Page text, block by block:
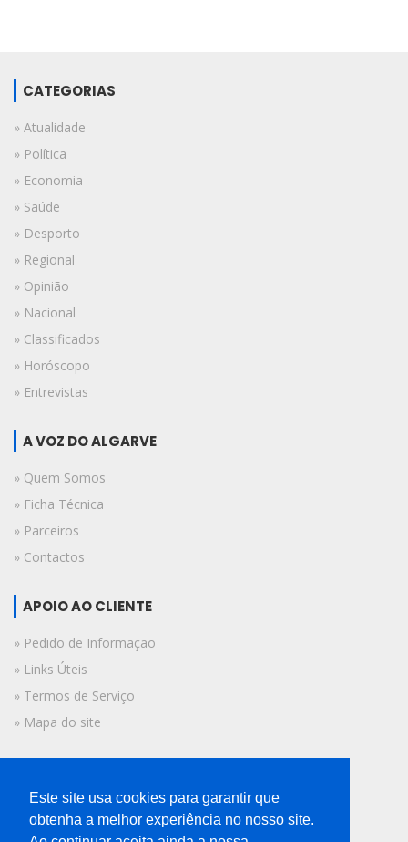
CATEGORIAS
» Atualidade
» Política
» Economia
» Saúde
» Desporto
» Regional
» Opinião
» Nacional
» Classificados
» Horóscopo
» Entrevistas
A VOZ DO ALGARVE
» Quem Somos
» Ficha Técnica
» Parceiros
» Contactos
APOIO AO CLIENTE
» Pedido de Informação
» Links Úteis
» Termos de Serviço
» Mapa do site
© 2019 A Voz do Algarve.
Todos os direitos reservados.
Este site usa cookies para garantir que
obtenha a melhor experiência no nosso site.